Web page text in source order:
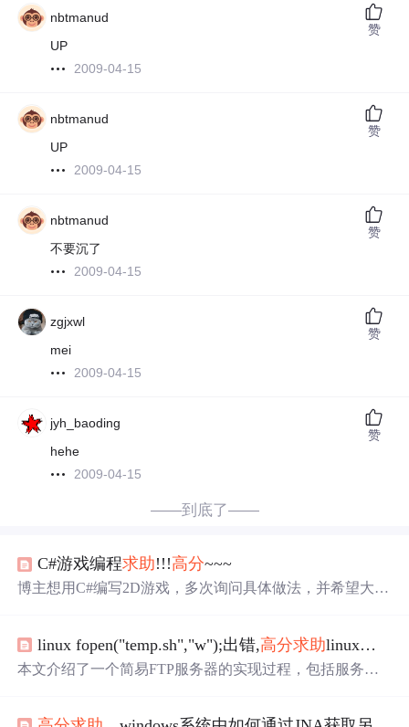
nbtmanud
UP
2009-04-15
赞
nbtmanud
UP
2009-04-15
赞
nbtmanud
不要沉了
2009-04-15
赞
zgjxwl
mei
2009-04-15
赞
jyh_baoding
hehe
2009-04-15
赞
——到底了——
C#游戏编程求助!!!高分~~~
博主想用C#编写2D游戏，多次询问具体做法，并希望大家
linux fopen("temp.sh","w");出错,高分求助linux文件传输的问题!!!
本文介绍了一个简易FTP服务器的实现过程，包括服务器